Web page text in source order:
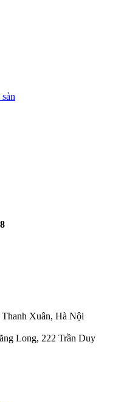
Xuân, Hà Nội
Long, 222 Trần Duy